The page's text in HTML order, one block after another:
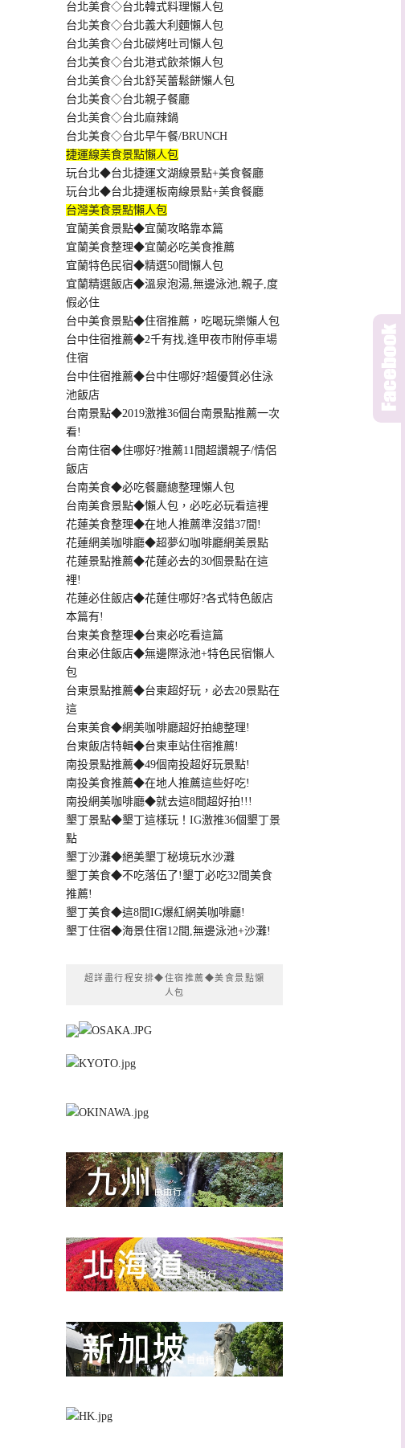
台北美食◇台北韓式料理懶人包
台北美食◇台北義大利麵懶人包
台北美食◇台北碳烤吐司懶人包
台北美食◇台北港式飲茶懶人包
台北美食◇台北舒芙蕾鬆餅懶人包
台北美食◇台北親子餐廳
台北美食◇台北麻辣鍋
台北美食◇台北早午餐/BRUNCH
捷運線美食景點懶人包
玩台北◆台北捷運文湖線景點+美食餐廳
玩台北◆台北捷運板南線景點+美食餐廳
台灣美食景點懶人包
宜蘭美食景點◆宜蘭攻略靠本篇
宜蘭美食整理◆宜蘭必吃美食推薦
宜蘭特色民宿◆精選50間懶人包
宜蘭精選飯店◆溫泉泡湯,無邊泳池,親子,度
假必住
台中美食景點◆住宿推薦，吃喝玩樂懶人包
台中住宿推薦◆2千有找,逢甲夜市附停車場
住宿
台中住宿推薦◆台中住哪好?超優質必住泳
池飯店
台南景點◆2019激推36個台南景點推薦一次
看!
台南住宿◆住哪好?推薦11間超讚親子/情侶
飯店
台南美食◆必吃餐廳總整理懶人包
台南美食景點◆懶人包，必吃必玩看這裡
花蓮美食整理◆在地人推薦準沒錯37間!
花蓮網美咖啡廳◆超夢幻咖啡廳網美景點
花蓮景點推薦◆花蓮必去的30個景點在這
裡!
花蓮必住飯店◆花蓮住哪好?各式特色飯店
本篇有!
台東美食整理◆台東必吃看這篇
台東必住飯店◆無邊際泳池+特色民宿懶人
包
台東景點推薦◆台東超好玩，必去20景點在
這
台東美食◆網美咖啡廳超好拍總整理!
台東飯店特輯◆台東車站住宿推薦!
南投景點推薦◆49個南投超好玩景點!
南投美食推薦◆在地人推薦這些好吃!
南投網美咖啡廳◆就去這8間超好拍!!!
墾丁景點◆墾丁這樣玩！IG激推36個墾丁景
點
墾丁沙灘◆絕美墾丁秘境玩水沙灘
墾丁美食◆不吃落伍了!墾丁必吃32間美食
推薦!
墾丁美食◆這8間IG爆紅網美咖啡廳!
墾丁住宿◆海景住宿12間,無邊泳池+沙灘!
超詳盡行程安排◆住宿推薦◆美食景點懶
人包